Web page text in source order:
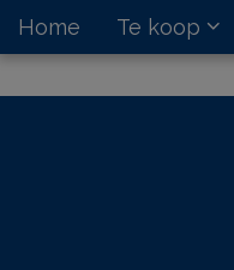
Home Te koop